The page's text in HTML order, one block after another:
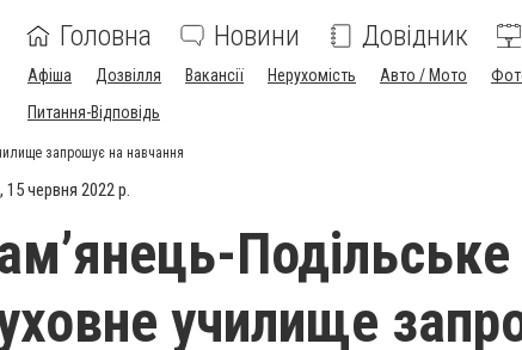
Головна Новини Довідник
Афіша Дозвілля Вакансії Нерухомість Авто / Мото
Питання-Відповідь
запрошує на навчання
15 червня 2022 р.
Подільське
училище